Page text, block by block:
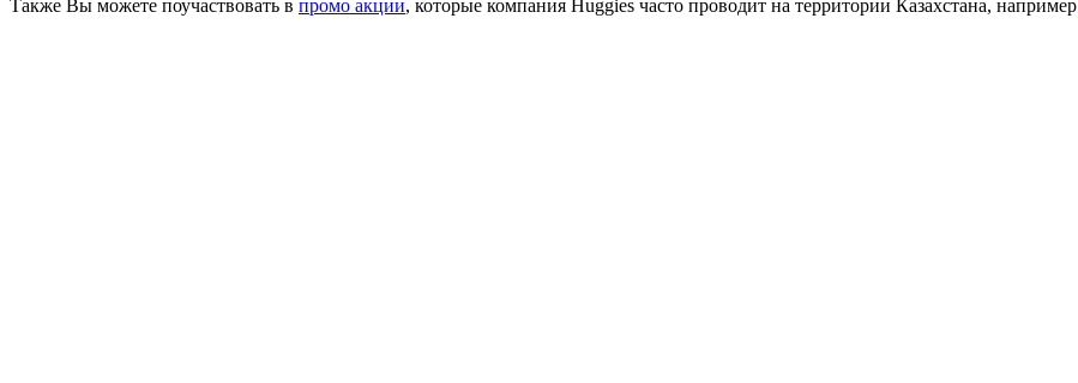
Также Вы можете поучаствовать в промо акции, которые компания Huggies часто проводит на территории Казахстана, например